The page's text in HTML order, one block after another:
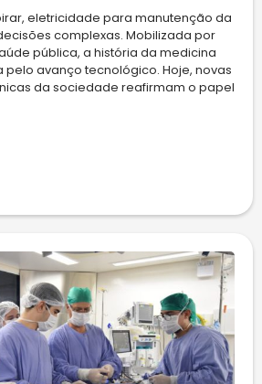
eletricidade para manutenção da
complexas. Mobilizada por
pública, a história da medicina
pelo avanço tecnológico. Hoje, novas
da sociedade reafirmam o papel